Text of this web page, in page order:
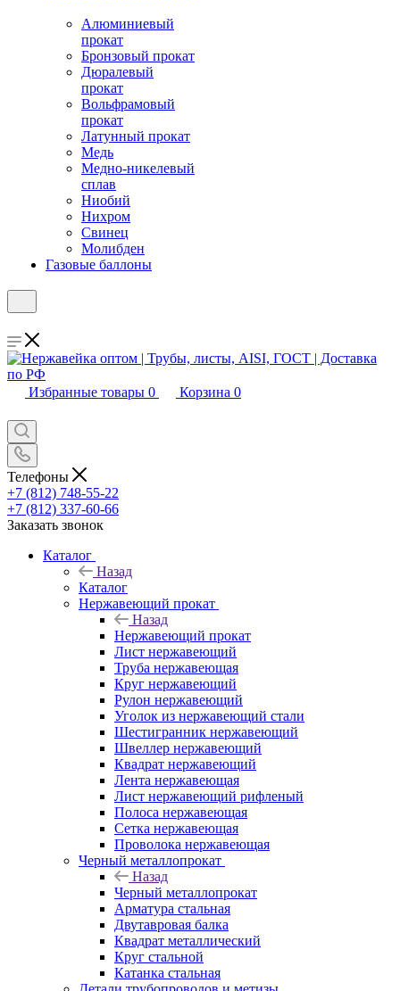
Алюминиевый
прокат
Бронзовый прокат
Дюралевый
прокат
Вольфрамовый
прокат
Латунный прокат
Медь
Медно-никелевый
сплав
Ниобий
Нихром
Свинец
Молибден
Газовые баллоны
Избранные товары 0 Корзина 0
Телефоны
+7 (812) 748-55-22
+7 (812) 337-60-66
Заказать звонок
Каталог
Назад
Каталог
Нержавеющий прокат
Назад
Нержавеющий прокат
Лист нержавеющий
Труба нержавеющая
Круг нержавеющий
Рулон нержавеющий
Уголок из нержавеющий стали
Шестигранник нержавеющий
Швеллер нержавеющий
Квадрат нержавеющий
Лента нержавеющая
Лист нержавеющий рифленый
Полоса нержавеющая
Сетка нержавеющая
Проволока нержавеющая
Черный металлопрокат
Назад
Черный металлопрокат
Арматура стальная
Двутавровая балка
Квадрат металлический
Круг стальной
Катанка стальная